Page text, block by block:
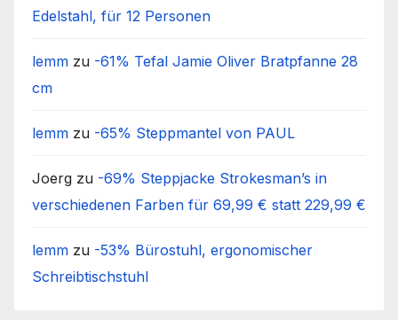
Edelstahl, für 12 Personen
lemm zu -61% Tefal Jamie Oliver Bratpfanne 28
cm
lemm zu -65% Steppmantel von PAUL
Joerg zu -69% Steppjacke Strokesman’s in
verschiedenen Farben für 69,99 € statt 229,99 €
lemm zu -53% Bürostuhl, ergonomischer
Schreibtischstuhl